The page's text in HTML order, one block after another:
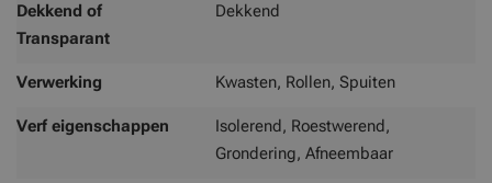
Dekkend of
Transparant
Dekkend
Verwerking Kwasten, Rollen, Spuiten
Verf eigenschappen
Isolerend, Roestwerend,
Grondering, Afneembaar